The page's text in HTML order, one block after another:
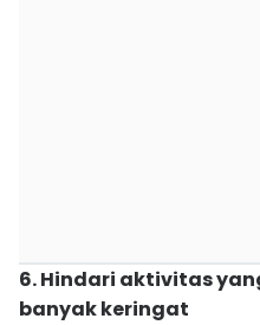
6. Hindari aktivitas
banyak keringat